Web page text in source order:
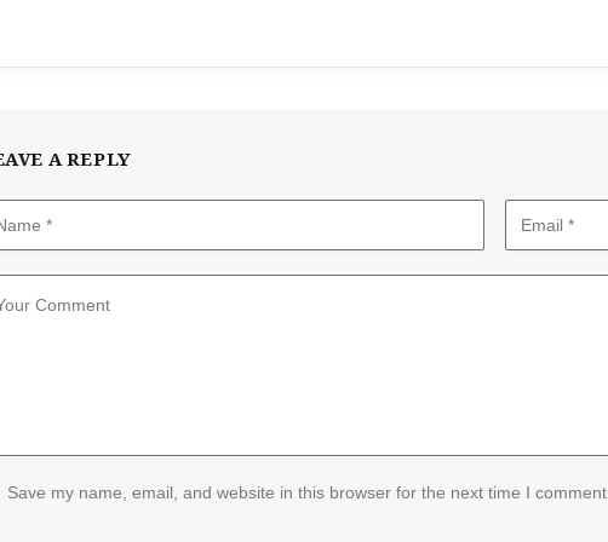
A REPLY
Save my name, email, and website in this browser for the next time I comment.